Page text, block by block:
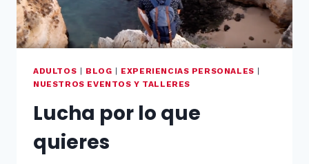
ADULTOS | BLOG | EXPERIENCIAS PERSONALES |
NUESTROS EVENTOS Y TALLERES
Lucha por lo que
quieres